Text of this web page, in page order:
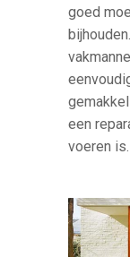
goed
een
voeren is.